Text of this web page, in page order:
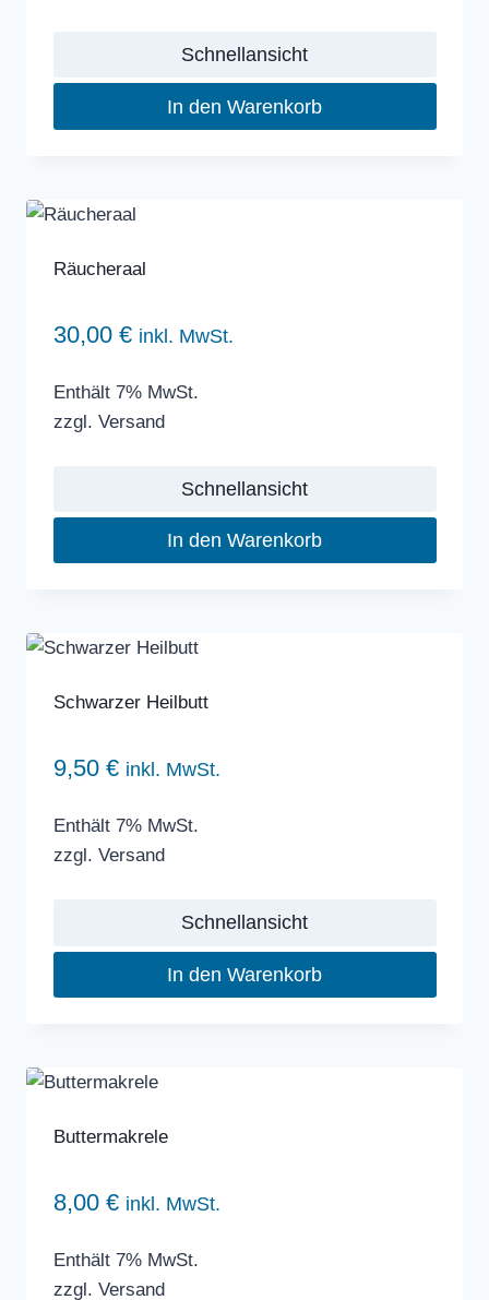
Schnellansicht
In den Warenkorb
Räucheraal
30,00 € inkl. MwSt.
Enthält 7% MwSt.
zzgl. Versand
Schnellansicht
In den Warenkorb
Schwarzer Heilbutt
9,50 € inkl. MwSt.
Enthält 7% MwSt.
zzgl. Versand
Schnellansicht
In den Warenkorb
Buttermakrele
8,00 € inkl. MwSt.
Enthält 7% MwSt.
zzgl. Versand